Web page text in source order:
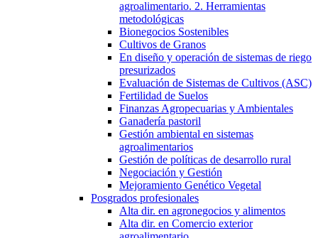
agroalimentario. 2. Herramientas
metodológicas
Bionegocios Sostenibles
Cultivos de Granos
En diseño y operación de sistemas de riego
presurizados
Evaluación de Sistemas de Cultivos (ASC)
Fertilidad de Suelos
Finanzas Agropecuarias y Ambientales
Ganadería pastoril
Gestión ambiental en sistemas
agroalimentarios
Gestión de políticas de desarrollo rural
Negociación y Gestión
Mejoramiento Genético Vegetal
Posgrados profesionales
Alta dir. en agronegocios y alimentos
Alta dir. en Comercio exterior